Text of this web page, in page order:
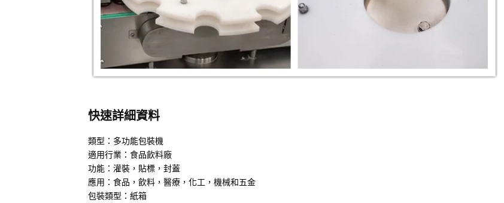
快速詳細資料
類型：多功能包裝機
適用行業：食品飲料廠
功能：灌裝，貼標，封蓋
應用：食品，飲料，醫療，化工，機械和五金
包裝類型：紙箱